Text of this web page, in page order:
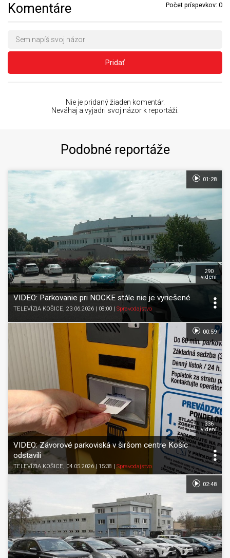
Komentáre Počet príspevkov: 0
Pridať
Nie je pridaný žiaden komentár.
Neváhaj a vyjadri svoj názor k reportáži.
Podobné reportáže
VIDEO: Parkovanie pri NOCKE stále nie je vyriešené
TELEVÍZIA KOŠICE, 23.06.2026 | 08:00 Spravodajstvo
290
videní
01:28
VIDEO: Závorové parkoviská v širšom centre Košíc
odstavili
TELEVÍZIA KOŠICE, 04.05.2026 | 15:38 |Spravodajstvo
336
videní
00:59
02:48